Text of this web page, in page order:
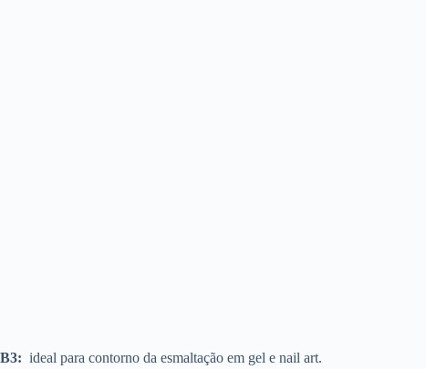
B3: ideal para contorno da esmaltação em gel e nail art.